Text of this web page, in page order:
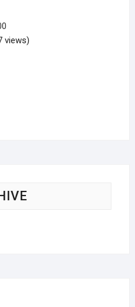
views)